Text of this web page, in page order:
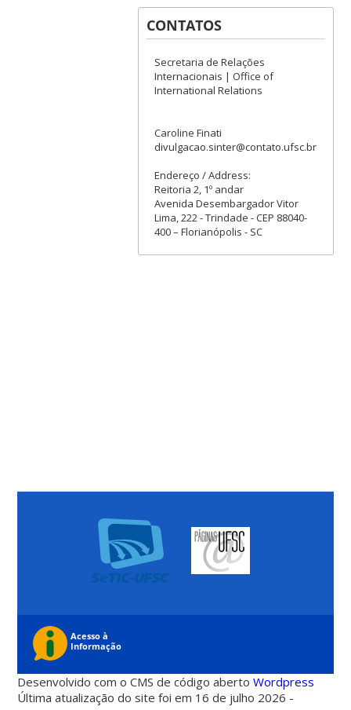
CONTATOS
Secretaria de Relações
Internacionais | Office of
International Relations
Caroline Finati
divulgacao.sinter@contato.ufsc.br
Endereço / Address:
Reitoria 2, 1º andar
Avenida Desembargador Vitor
Lima, 222 - Trindade - CEP 88040-
400 – Florianópolis - SC
Desenvolvido com o CMS de código abertoWordpress
Última atualização do site foi em 16 de julho 2026 -